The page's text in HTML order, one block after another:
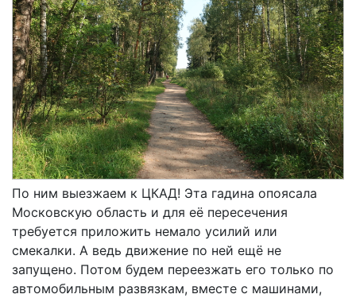
По ним выезжаем к ЦКАД! Эта гадина опоясала
Московскую область и для её пересечения
требуется приложить немало усилий или
смекалки. А ведь движение по ней ещё не
запущено. Потом будем переезжать его только по
автомобильным развязкам, вместе с машинами,